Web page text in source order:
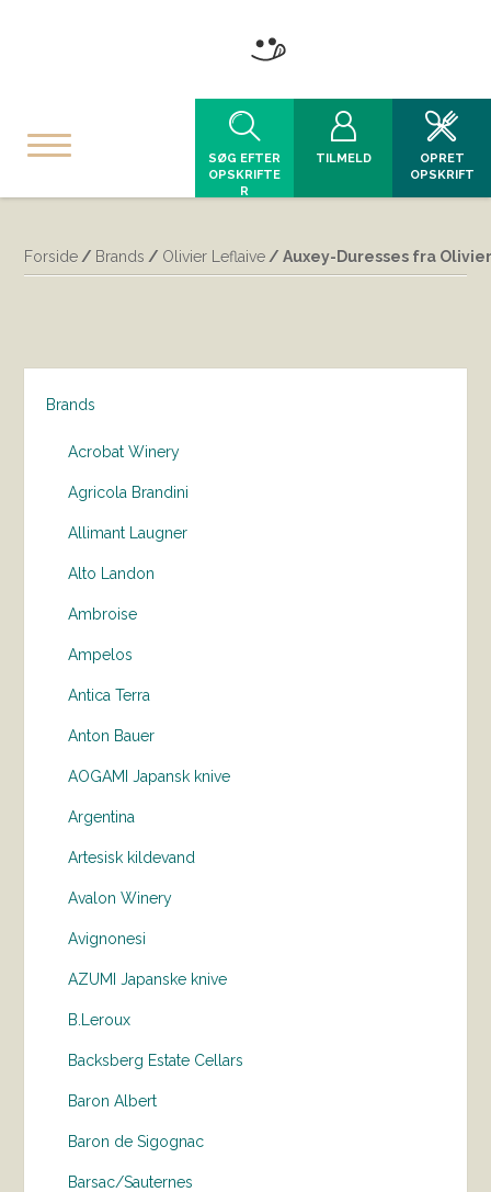
SØG EFTER
OPSKRIFTE
R
TILMELD
OPRET
OPSKRIFT
Forside / Brands / Olivier Leflaive / Auxey-Duresses fra
Brands
Acrobat Winery
Agricola Brandini
Allimant Laugner
Alto Landon
Ambroise
Ampelos
Antica Terra
Anton Bauer
AOGAMI Japansk knive
Argentina
Artesisk kildevand
Avalon Winery
Avignonesi
AZUMI Japanske knive
B.Leroux
Backsberg Estate Cellars
Baron Albert
Baron de Sigognac
Barsac/Sauternes